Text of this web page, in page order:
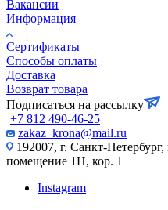
Вакансии
Информация
Сертификаты
Способы оплаты
Доставка
Возврат товара
Подписаться на рассылку
+7 812 490-46-25
zakaz_krona@mail.ru
192007, г. Санкт-
помещение 1Н, кор. 1
Instagram